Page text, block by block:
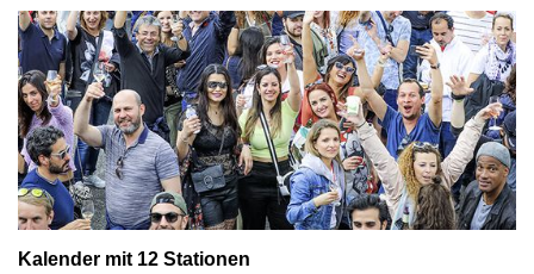
Kalender mit 12 Stationen